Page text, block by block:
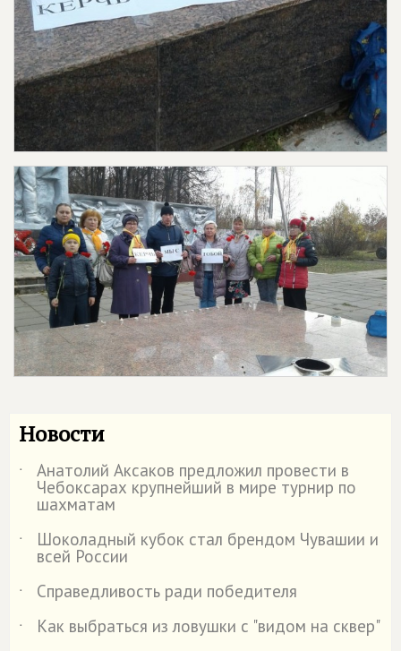
Новости
˙ Анатолий Аксаков предложил провести в
Чебоксарах крупнейший в мире турнир по
шахматам
˙
Шоколадный кубок стал брендом Чувашии и
всей России
˙
Справедливость ради победителя
˙
Как выбраться из ловушки с "видом на сквер"